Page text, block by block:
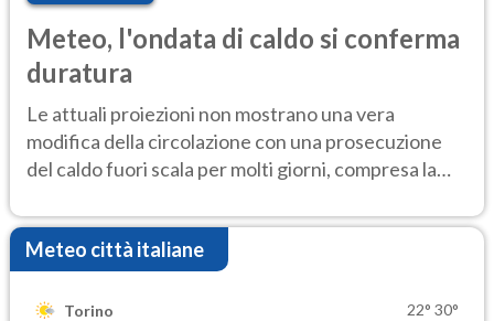
Meteo, l'ondata di caldo si conferma
duratura
Le attuali proiezioni non mostrano una vera
modifica della circolazione con una prosecuzione
del caldo fuori scala per molti giorni, compresa la
Meteo città italiane
Torino 22° 30°